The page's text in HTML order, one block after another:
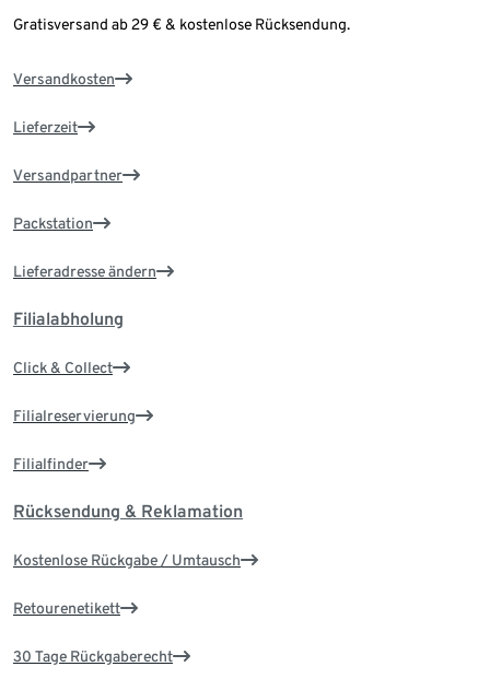
Gratisversand ab 29 € & kostenlose Rücksendung.
Versandkosten
Lieferzeit
Versandpartner
Packstation
Lieferadresse ändern
Filialabholung
Click & Collect
Filialreservierung
Filialfinder
Rücksendung & Reklamation
Kostenlose Rückgabe / Umtausch
Retourenetikett
30 Tage Rückgaberecht